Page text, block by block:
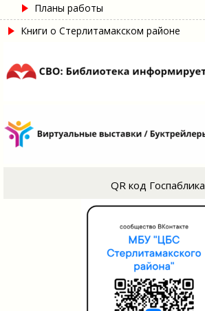
Планы работы
Книги о Стерлитамакском районе
QR код Госпаблика